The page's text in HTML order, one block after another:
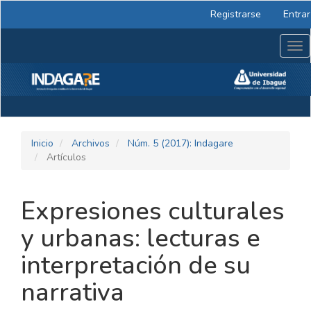
lateral
Registrarse Entrar
Inicio Archivos
Núm. 5 (2017): Indagare
Artículos
Expresiones culturales
y urbanas: lecturas e
interpretación de su
narrativa